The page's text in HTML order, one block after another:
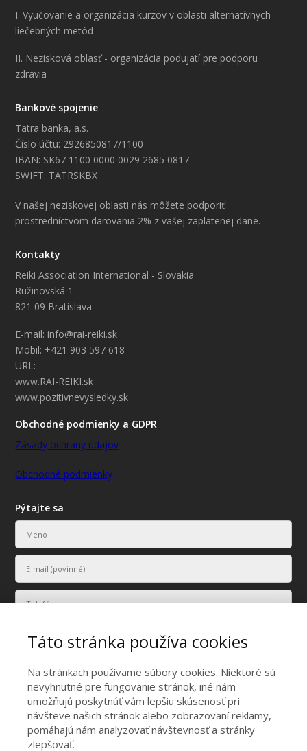
I. Vyučovanie a organizácia kurzov v oblasti alternatívnych
liečebných metód
II. Nezisková oblasť - organizácia podujatí pre podporu
zdravia
Bankové spojenie
Tatra banka, a.s.
Číslo účtu: 2926850817/1100
IBAN: SK67 1100 0000 0029 2685 0817
SWIFT: TATRSKBX
V našej neziskovej oblasti nás môžete podporiť
prostredníctvom darovania 2% z vašej zaplatenej dane.
Kontakty
Reiki Association International - Slovakia
Ružinovská 1
821 09 Bratislava
E-mail: info@rai-reiki.sk
Mobil: +421 903 597 618
URL:
www.RAI-REIKI.sk
www.pozitivnevysledky.sk
Obchodné podmienky a GDPR
Zásady ochrany údajov
Obchodné podmienky
Pýtajte sa
Vaše osobné údaje budú použité len na účely vyriešenia vášho
dopytu.
Táto stránka používa cookies
Na stránkach používame súbory cookies. Niektoré sú
nevyhnutné pre fungovanie stránok, iné nám
umožňujú poskytnúť vám lepšiu skúsenosť pri
návšteve našich stránok alebo zobrazovaní reklamy,
pomáhajú nám analyzovať návštevnosť a stránky
zlepšovať.